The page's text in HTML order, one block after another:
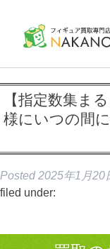
【指定数集ま
様にいつの間
Posted 2025年1月20
filed under: